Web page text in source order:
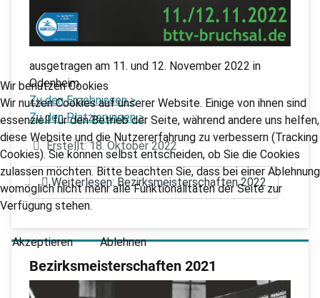
ausgetragen am 11. und 12. November 2022 in
Odenheim
Zu den Ergebnissen >
Zu den Platzierungen >
DetailsErstellt: 18. Oktober 2022
Weiterlesen: Bezirksmeisterschaften 2022
Bezirksmeisterschaften 2021
Wir benutzen Cookies
Wir nutzen Cookies auf unserer Website. Einige von ihnen sind
essenziell für den Betrieb der Seite, während andere uns helfen,
diese Website und die Nutzererfahrung zu verbessern (Tracking
Cookies). Sie können selbst entscheiden, ob Sie die Cookies
zulassen möchten. Bitte beachten Sie, dass bei einer Ablehnung
womöglich nicht mehr alle Funktionalitäten der Seite zur
Verfügung stehen.
Akzeptieren Ablehnen